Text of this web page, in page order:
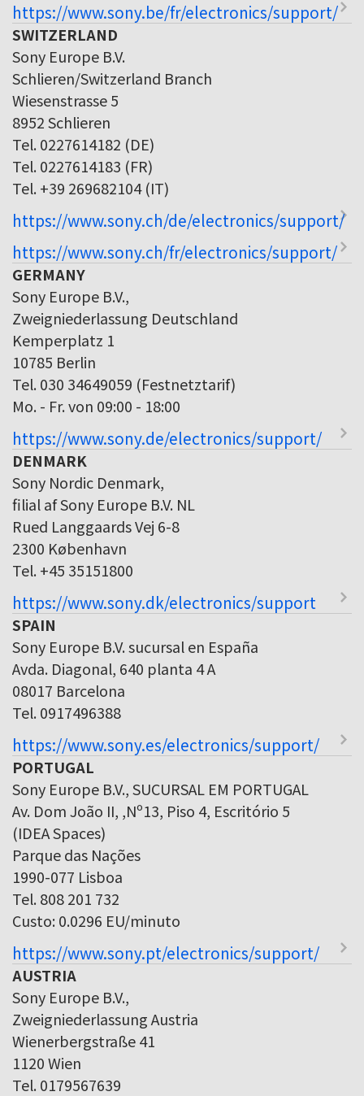
https://www.sony.be/fr/electronics/support/
SWITZERLAND
Sony Europe B.V.
Schlieren/Switzerland Branch
Wiesenstrasse 5
8952 Schlieren
Tel. 0227614182 (DE)
Tel. 0227614183 (FR)
Tel. +39 269682104 (IT)
https://www.sony.ch/de/electronics/support/
https://www.sony.ch/fr/electronics/support/
GERMANY
Sony Europe B.V.,
Zweigniederlassung Deutschland
Kemperplatz 1
10785 Berlin
Tel. 030 34649059 (Festnetztarif)
Mo. - Fr. von 09:00 - 18:00
https://www.sony.de/electronics/support/
DENMARK
Sony Nordic Denmark,
filial af Sony Europe B.V. NL
Rued Langgaards Vej 6-8
2300 København
Tel. +45 35151800
https://www.sony.dk/electronics/support
SPAIN
Sony Europe B.V. sucursal en España
Avda. Diagonal, 640 planta 4 A
08017 Barcelona
Tel. 0917496388
https://www.sony.es/electronics/support/
PORTUGAL
Sony Europe B.V., SUCURSAL EM PORTUGAL
Av. Dom João II, ,Nº13, Piso 4, Escritório 5
(IDEA Spaces)
Parque das Nações
1990-077 Lisboa
Tel. 808 201 732
Custo: 0.0296 EU/minuto
https://www.sony.pt/electronics/support/
AUSTRIA
Sony Europe B.V.,
Zweigniederlassung Austria
Wienerbergstraße 41
1120 Wien
Tel. 0179567639